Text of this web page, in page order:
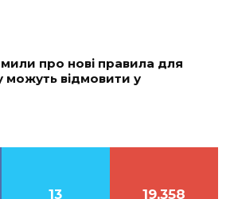
про нові правила для
можуть відмовити у
13 19,358